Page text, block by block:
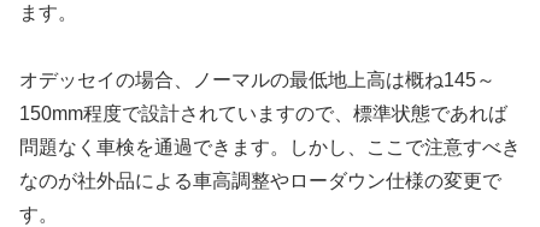
ます。
オデッセイの場合、ノーマルの最低地上高は概ね145～
150mm程度で設計されていますので、標準状態であれば
問題なく車検を通過できます。しかし、ここで注意すべき
なのが社外品による車高調整やローダウン仕様の変更で
す。